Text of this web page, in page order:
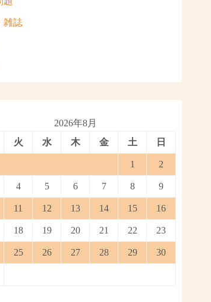
雑誌
2026年8月
火 水 木 金 土 日
1 2
4 5 6 7 8 9
11 12 13 14 15 16
18 19 20 21 22 23
25 26 27 28 29 30